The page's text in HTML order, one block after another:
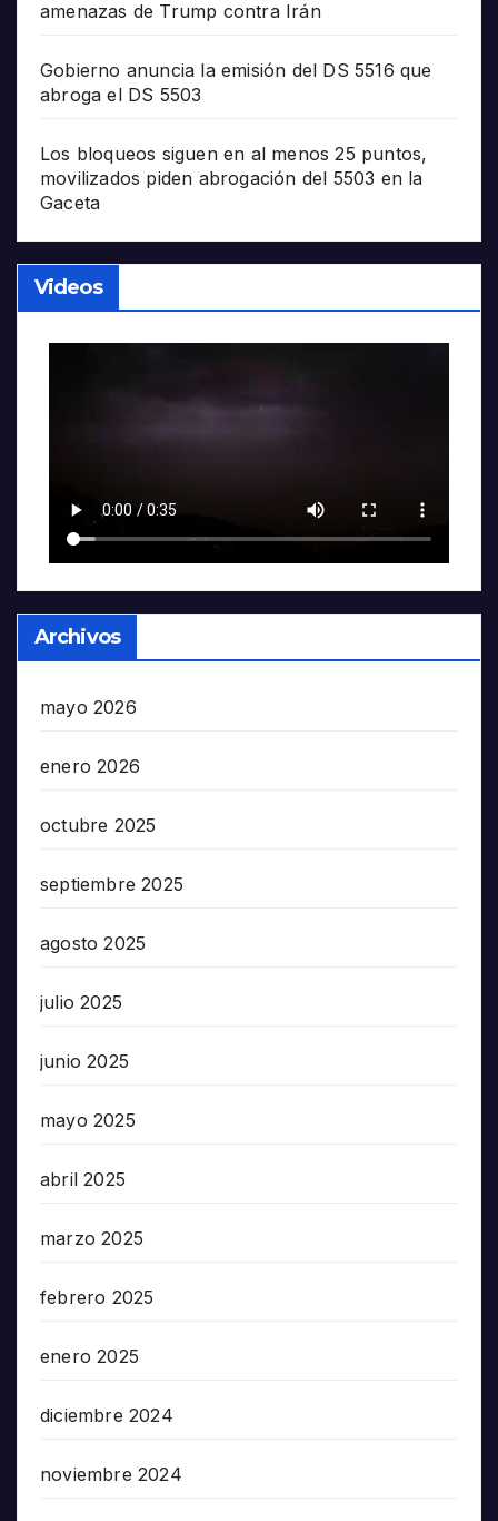
amenazas de Trump contra Irán
Gobierno anuncia la emisión del DS 5516 que
abroga el DS 5503
Los bloqueos siguen en al menos 25 puntos,
movilizados piden abrogación del 5503 en la
Gaceta
Videos
Archivos
mayo 2026
enero 2026
octubre 2025
septiembre 2025
agosto 2025
julio 2025
junio 2025
mayo 2025
abril 2025
marzo 2025
febrero 2025
enero 2025
diciembre 2024
noviembre 2024